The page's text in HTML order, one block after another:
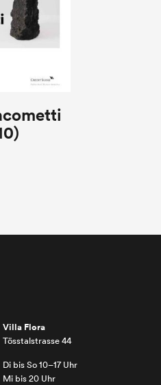
Villa Flora
Tösstalstrasse 44
Di bis So 10–17 Uhr
Mi bis 20 Uhr